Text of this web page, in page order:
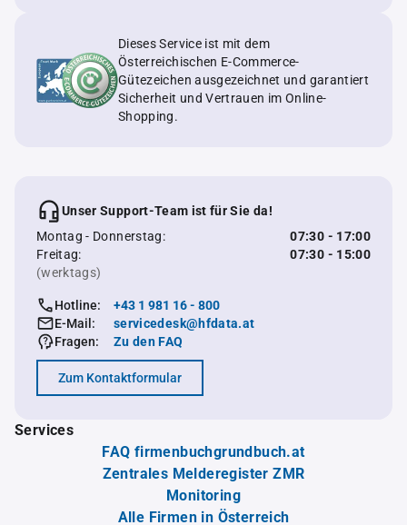
Dieses Service ist mit dem
Österreichischen E-Commerce-
Gütezeichen ausgezeichnet und garantiert
Sicherheit und Vertrauen im Online-
Shopping.
Unser Support-Team ist für Sie da!
Montag - Donnerstag:
07:30 - 17:00
Freitag:
07:30 - 15:00
(werktags)
Hotline:
+43 1 981 16 - 800
E-Mail:
servicedesk@hfdata.at
Fragen:
Zu den FAQ
Zum Kontaktformular
Services
FAQ firmenbuchgrundbuch.at
Zentrales Melderegister ZMR
Monitoring
Alle Firmen in Österreich